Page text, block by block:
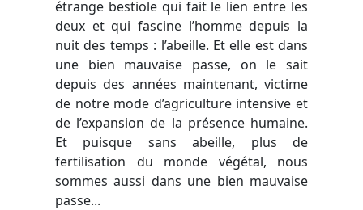
étrange bestiole qui fait le lien entre les
deux et qui fascine l’homme depuis la
nuit des temps : l’abeille. Et elle est dans
une bien mauvaise passe, on le sait
depuis des années maintenant, victime
de notre mode d’agriculture intensive et
de l’expansion de la présence humaine.
Et puisque sans abeille, plus de
fertilisation du monde végétal, nous
sommes aussi dans une bien mauvaise
passe...